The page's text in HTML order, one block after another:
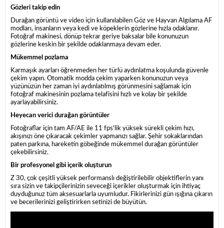
Gözleri takip edin
Durağan görüntü ve video için kullanılabilen Göz ve Hayvan Algılama AF
modları, insanların veya kedi ve köpeklerin gözlerine hızla odaklanır.
Fotoğraf makinesi, dönüp tekrar geriye baksalar bile konunuzun
gözlerine keskin bir şekilde odaklanmaya devam eder.
Mükemmel pozlama
Karmaşık ayarları öğrenmeden her türlü aydınlatma koşulunda güvenle
çekim yapın. Otomatik modda çekim yaparken konunuzun veya
yüzünüzün her zaman iyi aydınlatılmış görünmesini sağlamak için
fotoğraf makinesinin pozlama telafisini hızlı ve kolay bir şekilde
ayarlayabilirsiniz.
Heyecan verici durağan görüntüler
Fotoğraflar için tam AF/AE ile 11 fps'lik yüksek sürekli çekim hızı,
akışınızı öne çıkaracak çekimler yapmanızı sağlar. Şehir sokaklarından
paten parkına, hareketin göbeğinde mükemmel durağan görüntüler
çekebilirsiniz.
Bir profesyonel gibi içerik oluşturun
Z 30, çok çeşitli yüksek performanslı değiştirilebilir objektiflerin yanı
sıra sizin ve takipçilerinizin seveceği içerikler oluşturmak için ihtiyaç
duyduğunuz tüm aksesuarlarla uyumludur. Fikirlerinizi gün ışığına çıkarın
ve becerilerinizi geliştirirken setinizi de büyütün.